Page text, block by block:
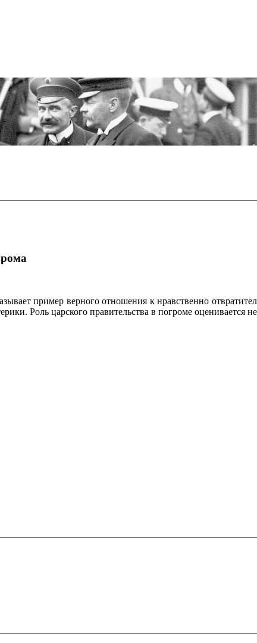
пример верного отношения к нравственно
Роль царского правительства в погроме оценивается